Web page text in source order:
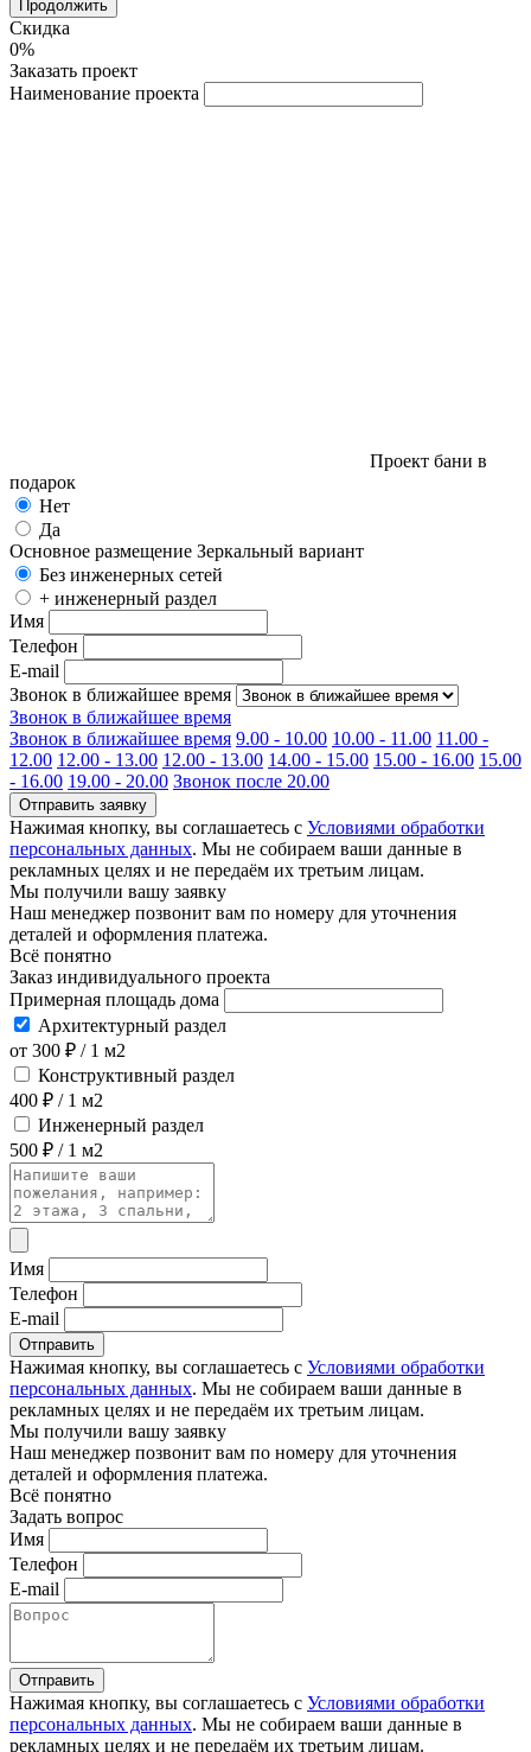
Продолжить
Скидка
0%
Заказать проект
Наименование проекта
Проект бани в
подарок
Нет
Да
Основное размещение Зеркальный вариант
Без инженерных сетей
+ инженерный раздел
Имя
Телефон
E-mail
Звонок в ближайшее время
Звонок в ближайшее время
Звонок в ближайшее время 9.00 - 10.00 10.00 - 11.00 11.00 -
12.00 12.00 - 13.00 12.00 - 13.00 14.00 - 15.00 15.00 - 16.00 15.00
- 16.00 19.00 - 20.00 Звонок после 20.00
Отправить заявку
Нажимая кнопку, вы соглашаетесь с Условиями обработки
персональных данных. Мы не собираем ваши данные в
рекламных целях и не передаём их третьим лицам.
Мы получили вашу заявку
Наш менеджер позвонит вам по номеру для уточнения
деталей и оформления платежа.
Всё понятно
Заказ индивидуального проекта
Примерная площадь дома
Архитектурный раздел
от 300 ₽ / 1 м2
Конструктивный раздел
400 ₽ / 1 м2
Инженерный раздел
500 ₽ / 1 м2
Имя
Телефон
E-mail
Отправить
Нажимая кнопку, вы соглашаетесь с Условиями обработки
персональных данных. Мы не собираем ваши данные в
рекламных целях и не передаём их третьим лицам.
Мы получили вашу заявку
Наш менеджер позвонит вам по номеру для уточнения
деталей и оформления платежа.
Всё понятно
Задать вопрос
Имя
Телефон
E-mail
Отправить
Нажимая кнопку, вы соглашаетесь с Условиями обработки
персональных данных. Мы не собираем ваши данные в
рекламных целях и не передаём их третьим лицам.